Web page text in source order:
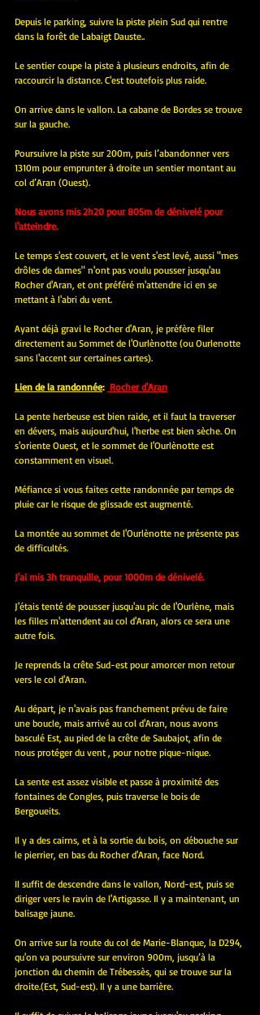
Depuis le parking, suivre la piste plein Sud qui rentre
dans la forêt de Labaigt Dauste..
Le sentier coupe la piste à plusieurs endroits, afin de
raccourcir la distance. C'est toutefois plus raide.
On arrive dans le vallon. La cabane de Bordes se trouve
sur la gauche.
Poursuivre la piste sur 200m, puis l’abandonner vers
1310m pour emprunter à droite un sentier montant au
col d’Aran (Ouest).
Nous avons mis 2h20 pour 805m de dénivelé pour
l'atteindre.
Le temps s'est couvert, et le vent s'est levé, aussi "mes
drôles de dames" n'ont pas voulu pousser jusqu'au
Rocher d'Aran, et ont préféré m'attendre ici en se
mettant à l'abri du vent.
Ayant déjà gravi le Rocher d'Aran, je préfère filer
directement au Sommet de l'Ourlènotte (ou Ourlenotte
sans l'accent sur certaines cartes).
Lien de la randonnée: Rocher d'Aran
La pente herbeuse est bien raide, et il faut la traverser
en dévers, mais aujourd'hui, l'herbe est bien sèche. On
s'oriente Ouest, et le sommet de l'Ourlènotte est
constamment en visuel.
Méfiance si vous faites cette randonnée par temps de
pluie car le risque de glissade est augmenté.
La montée au sommet de l'Ourlènotte ne présente pas
de difficultés.
J'ai mis 3h tranquille, pour 1000m de dénivelé.
J'étais tenté de pousser jusqu'au pic de l'Ourlène, mais
les filles m'attendent au col d'Aran, alors ce sera une
autre fois.
Je reprends la crête Sud-est pour amorcer mon retour
vers le col d'Aran.
Au départ, je n'avais pas franchement prévu de faire
une boucle, mais arrivé au col d'Aran, nous avons
basculé Est, au pied de la crête de Saubajot, afin de
nous protéger du vent , pour notre pique-nique.
La sente est assez visible et passe à proximité des
fontaines de Congles, puis traverse le bois de
Bergoueits.
Il y a des cairns, et à la sortie du bois, on débouche sur
le pierrier, en bas du Rocher d'Aran, face Nord.
Il suffit de descendre dans le vallon, Nord-est, puis se
diriger vers le ravin de l'Artigasse. Il y a maintenant, un
balisage jaune.
On arrive sur la route du col de Marie-Blanque, la D294,
qu'on va poursuivre sur environ 900m, jusqu’à la
jonction du chemin de Trébessès, qui se trouve sur la
droite.(Est, Sud-est). Il y a une barrière.